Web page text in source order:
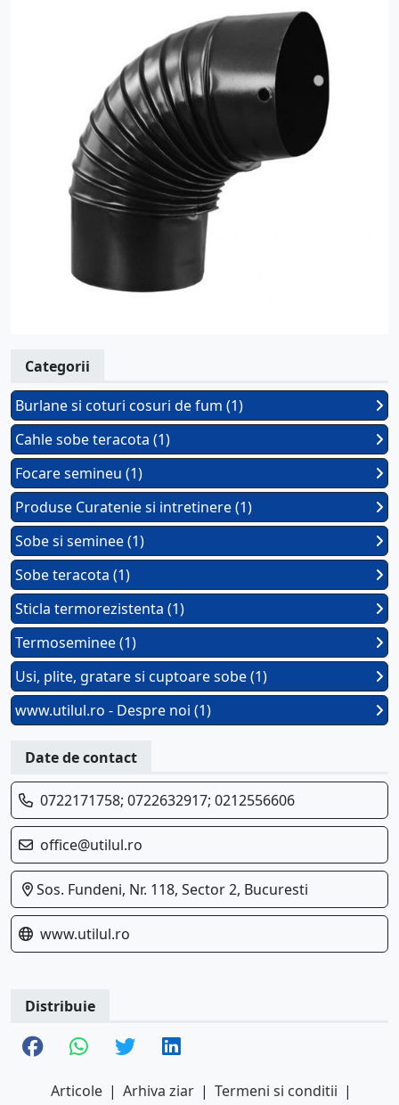
Categorii
Burlane si coturi cosuri de fum (1)
Cahle sobe teracota (1)
Focare semineu (1)
Produse Curatenie si intretinere (1)
Sobe si seminee (1)
Sobe teracota (1)
Sticla termorezistenta (1)
Termoseminee (1)
Usi, plite, gratare si cuptoare sobe (1)
www.utilul.ro - Despre noi (1)
Date de contact
0722171758; 0722632917; 0212556606
office@utilul.ro
Sos. Fundeni, Nr. 118, Sector 2, Bucuresti
www.utilul.ro
Distribuie
Articole | Arhiva ziar | Termeni si conditii |